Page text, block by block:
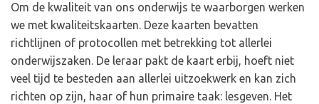
Om de kwaliteit van ons onderwijs te waarborgen werken
we met kwaliteitskaarten. Deze kaarten bevatten
richtlijnen of protocollen met betrekking tot allerlei
onderwijszaken. De leraar pakt de kaart erbij, hoeft niet
veel tijd te besteden aan allerlei uitzoekwerk en kan zich
richten op zijn, haar of hun primaire taak: lesgeven. Het